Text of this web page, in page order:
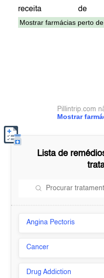
receita de
Mostrar farmácias perto de
Mostrar
Pillintrip.com
Lista de
Angina Pectoris
Cancer
Drug Addiction